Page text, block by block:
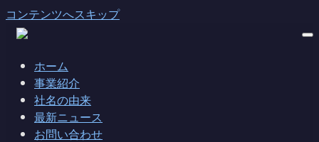
コンテンツへスキップ
ホーム
事業紹介
社名の由来
最新ニュース
お問い合わせ